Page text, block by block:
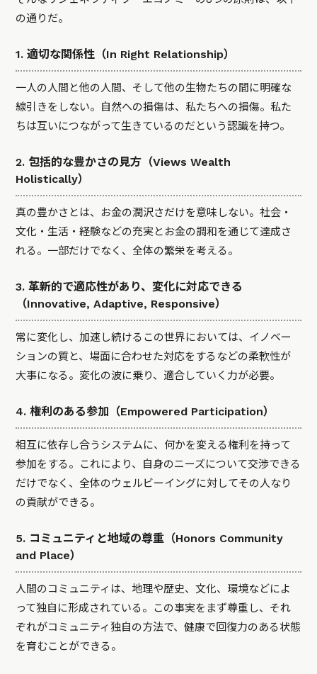
の通りだ。
1. 適切な関係性（In Right Relationship）
一人の人間と他の人間、そして他の生物たちの間に明確な
線引きをしない。自然への損傷は、私たちへの損傷。私た
ちは互いにつながって生きているのだという認識を持つ。
2. 包括的な豊かさの見方（Views Wealth
Holistically）
真の豊かさとは、お金の潤沢さだけを意味しない。社会・
文化・生活・経験などの充実とお金の調和を通じて達成さ
れる。一部だけでなく、全体の繁栄を考える。
3. 革新的で適応性があり、変化に対応できる
（Innovative, Adaptive, Responsive）
常に変化し、加速し続けるこの世界においては、イノベー
ションの質と、場面に合わせた対応をするなどの柔軟性が
大事になる。変化の波に乗り、適合していく力が必要。
4. 権利のある参加（Empowered Participation）
相互に依存し合うシステムに、何かを変える権利を持って
参加をする。これにより、自身のニーズについて交渉できる
だけでなく、全体のウェルビーイングに対してその人なり
の貢献ができる。
5. コミュニティと地域の尊重（Honors Community
and Place）
人間のコミュニティは、地理や歴史、文化、環境などによ
って独自に形成されている。この事実をまず尊重し、それ
ぞれがコミュニティ独自の方法で、健康で回復力のある状態
を育むことができる。